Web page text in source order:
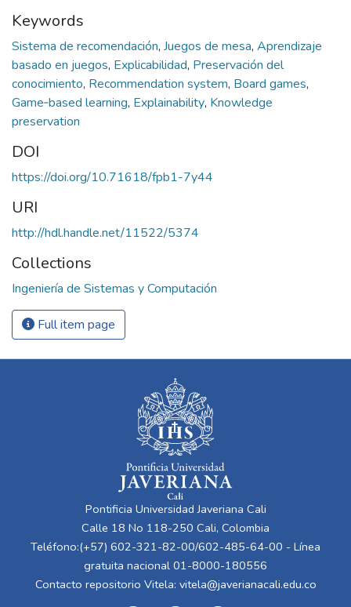
Keywords
Sistema de recomendación, Juegos de mesa, Aprendizaje
basado en juegos, Explicabilidad, Preservación del
conocimiento, Recommendation system, Board games,
Game‑based learning, Explainability, Knowledge
preservation
DOI
https://doi.org/10.71618/fpb1-7y44
URI
http://hdl.handle.net/11522/5374
Collections
Ingeniería de Sistemas y Computación
Full item page
Pontificia Universidad Javeriana Cali
Calle 18 No 118-250 Cali, Colombia
Teléfono:(+57) 602-321-82-00/602-485-64-00 - Línea
gratuita nacional 01-8000-180556
Contacto repositorio Vitela: vitela@javerianacali.edu.co